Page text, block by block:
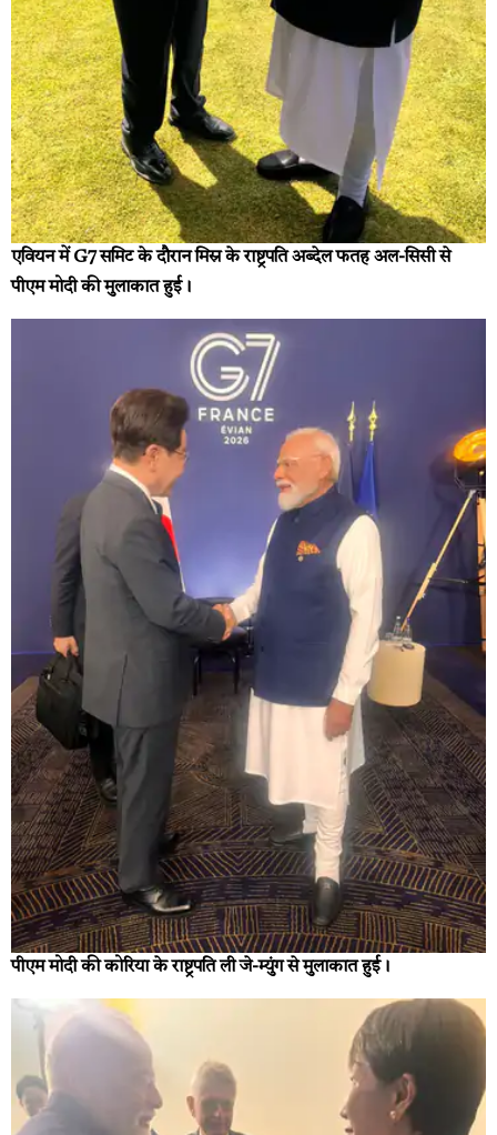
एवियन में G7 समिट के दौरान मिस्र के राष्ट्रपति अब्देल फतह अल-सिसी से
पीएम मोदी की मुलाकात हुई।
पीएम मोदी की कोरिया के राष्ट्रपति ली जे-म्युंग से मुलाकात हुई।